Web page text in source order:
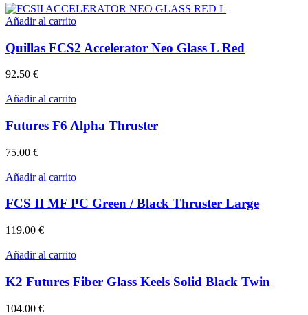
Añadir al carrito
Quillas FCS2 Accelerator Neo Glass L Red
92.50 €
Añadir al carrito
Futures F6 Alpha Thruster
75.00 €
Añadir al carrito
FCS II MF PC Green / Black Thruster Large
119.00 €
Añadir al carrito
K2 Futures Fiber Glass Keels Solid Black Twin
104.00 €